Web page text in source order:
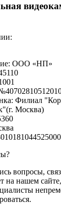
ООО «НП»
Филиал
Москва)
вопросы,
на нашем